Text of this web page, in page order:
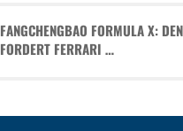
FANGCHENGBAO FORMULA X:
FORDERT FERRARI …